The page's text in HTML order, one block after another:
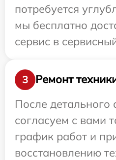
потребуется
мы бесплатно
сервис в
3
Ремонт
После
согласуем с вами
график работ и
восстановлению